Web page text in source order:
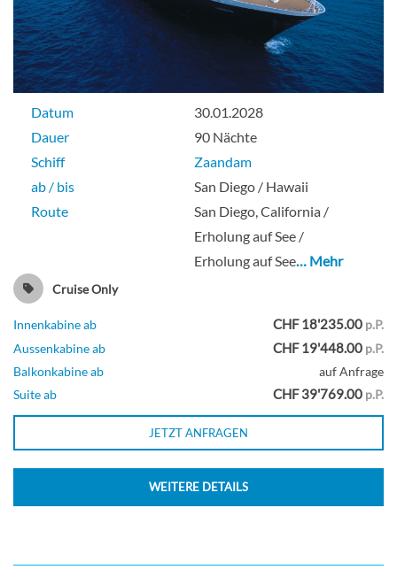
Datum
30.01.2028
Dauer
90 Nächte
Schiff
Zaandam
ab / bis
San Diego / Hawaii
Route
San Diego, California /
Erholung auf See /
Erholung auf See… Mehr
Cruise Only
Innenkabine ab CHF 18'235.00 p.P.
Aussenkabine ab
CHF 19'448.00 p.P.
Balkonkabine ab
auf Anfrage
Suite ab
CHF 39'769.00 p.P.
JETZT ANFRAGEN
WEITERE DETAILS